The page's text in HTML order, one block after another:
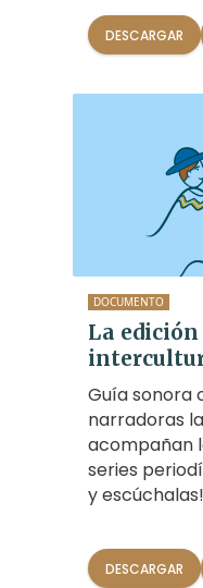
DESCARGAR
DOCUMENTO
La
Guía sonora
narradoras
acompañan
series
y escúchalas!
DESCARGAR